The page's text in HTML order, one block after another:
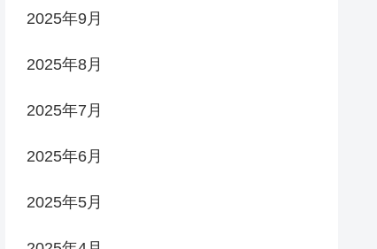
2025年9月
2025年8月
2025年7月
2025年6月
2025年5月